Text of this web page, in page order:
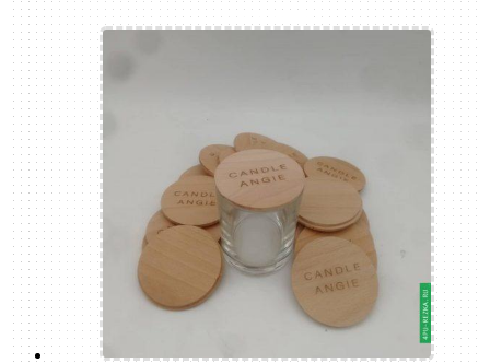
READ MORE